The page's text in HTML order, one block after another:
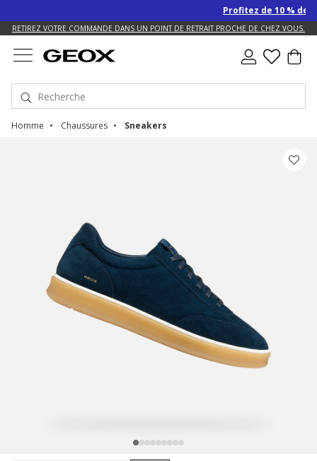
Profitez de 10 % de
RETIREZ VOTRE COMMANDE DANS UN POINT DE RETRAIT PROCHE DE CHEZ VOUS.
Homme Chaussures Sneakers